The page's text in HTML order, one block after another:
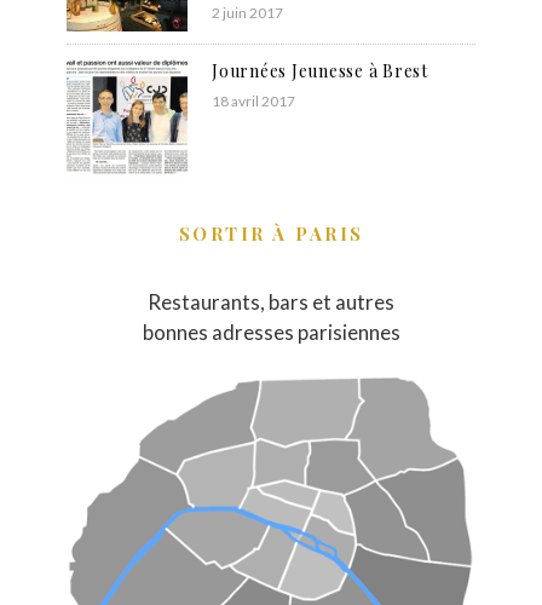
2 juin 2017
Journées Jeunesse à Brest
18 avril 2017
SORTIR À PARIS
Restaurants, bars et autres
bonnes adresses parisiennes